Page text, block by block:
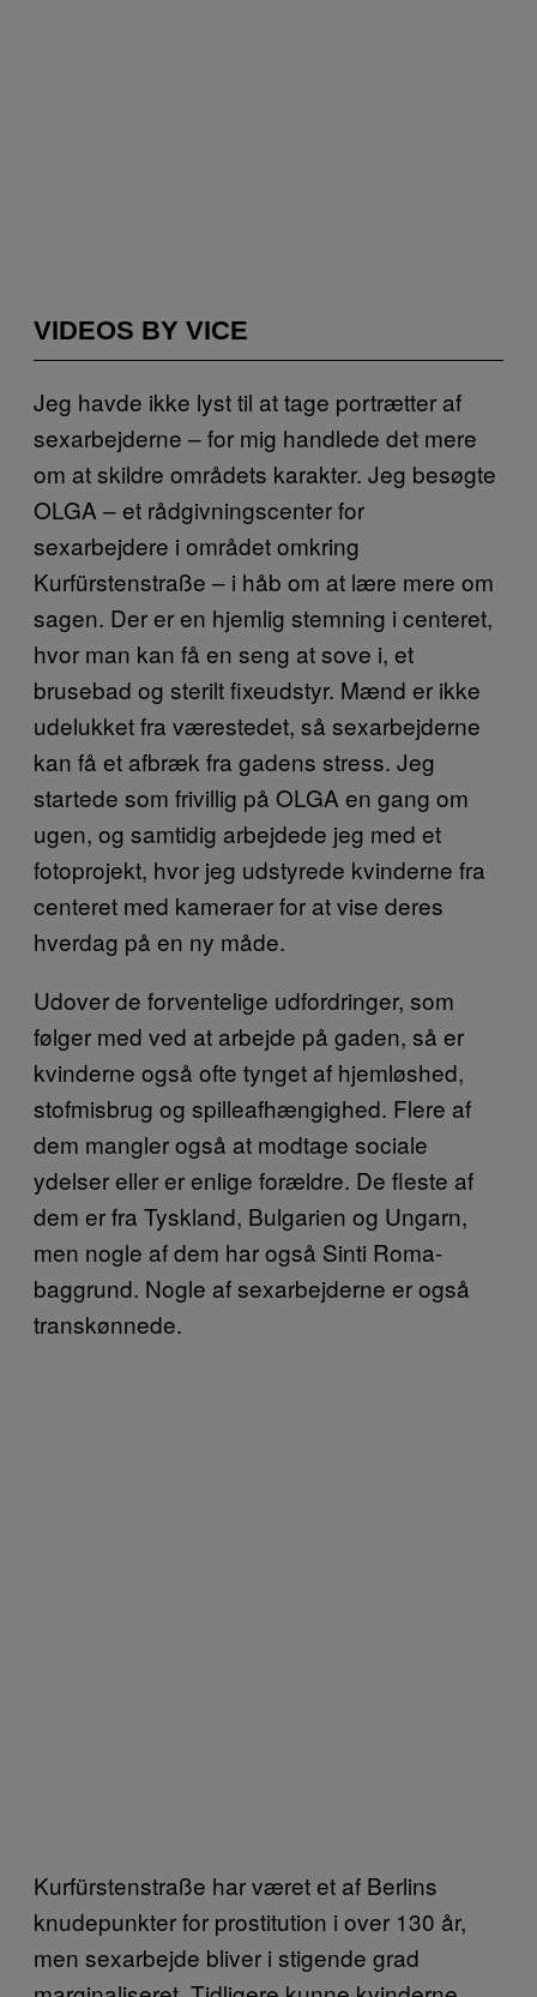
VIDEOS BY VICE
Jeg havde ikke lyst til at tage portrætter af
sexarbejderne – for mig handlede det mere
om at skildre områdets karakter. Jeg besøgte
OLGA – et rådgivningscenter for
sexarbejdere i området omkring
Kurfürstenstraße – i håb om at lære mere om
sagen. Der er en hjemlig stemning i centeret,
hvor man kan få en seng at sove i, et
brusebad og sterilt fixeudstyr. Mænd er ikke
udelukket fra værestedet, så sexarbejderne
kan få et afbræk fra gadens stress. Jeg
startede som frivillig på OLGA en gang om
ugen, og samtidig arbejdede jeg med et
fotoprojekt, hvor jeg udstyrede kvinderne fra
centeret med kameraer for at vise deres
hverdag på en ny måde.
Udover de forventelige udfordringer, som
følger med ved at arbejde på gaden, så er
kvinderne også ofte tynget af hjemløshed,
stofmisbrug og spilleafhængighed. Flere af
dem mangler også at modtage sociale
ydelser eller er enlige forældre. De fleste af
dem er fra Tyskland, Bulgarien og Ungarn,
men nogle af dem har også Sinti Roma-
baggrund. Nogle af sexarbejderne er også
transkønnede.
Kurfürstenstraße har været et af Berlins
knudepunkter for prostitution i over 130 år,
men sexarbejde bliver i stigende grad